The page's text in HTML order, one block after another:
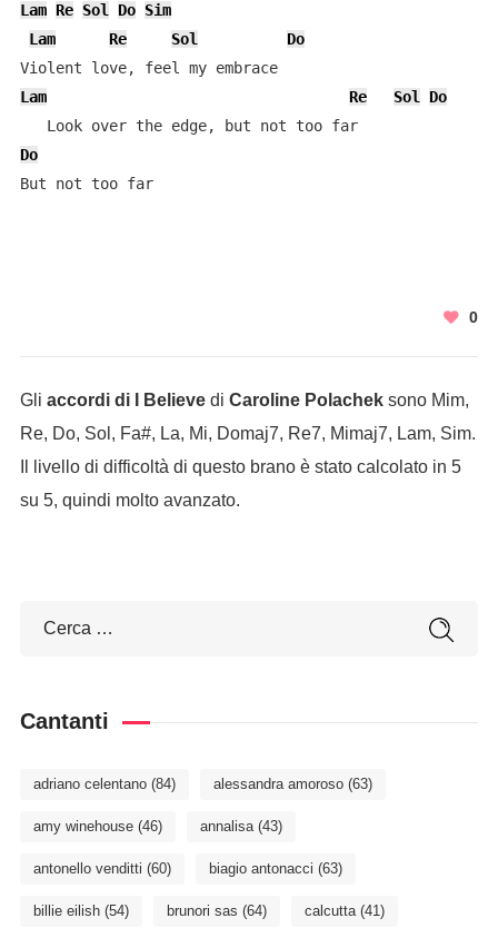
Lam Re Sol Do Sim
Lam
Re Sol
Do
Violent love, feel my embrace
Lam
Re Sol
Do
   Look over the edge, but not too far
Do
But not too far
0
Gli accordi di I Believedi Caroline Polacheksono Mim,
Re, Do, Sol, Fa#, La, Mi, Domaj7, Re7, Mimaj7, Lam, Sim.
Il livello di difficoltà di questo brano è stato calcolato in 5
su 5, quindi molto avanzato.
Cantanti
adriano celentano(84) alessandra amoroso(63)
amy winehouse(46) annalisa(43)
antonello venditti (60) biagio antonacci (63)
billie eilish(54) brunori sas (64) calcutta(41)